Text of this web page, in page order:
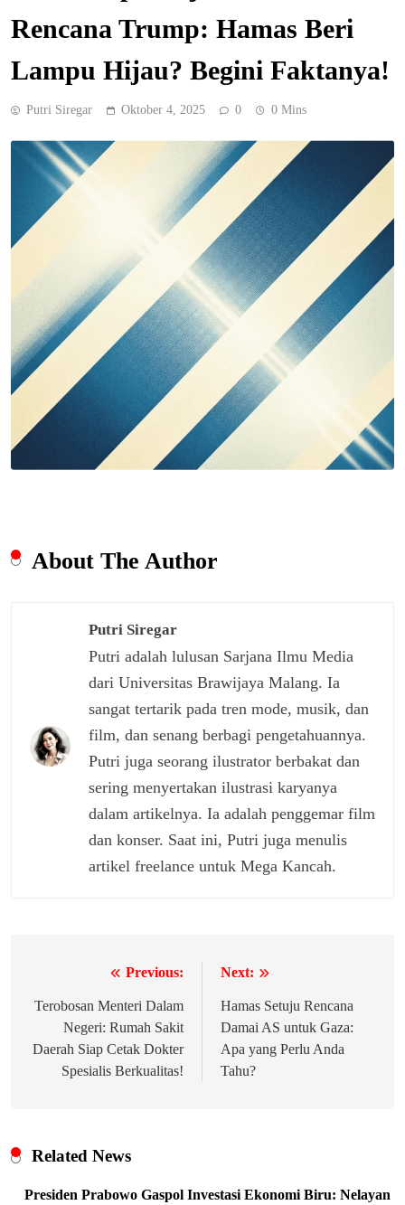
Rencana Trump: Hamas Beri
Lampu Hijau? Begini Faktanya!
Putri Siregar Oktober 4, 2025 0 0 Mins
About The Author
Putri Siregar
Putri adalah lulusan Sarjana Ilmu Media
dari Universitas Brawijaya Malang. Ia
sangat tertarik pada tren mode, musik, dan
film, dan senang berbagi pengetahuannya.
Putri juga seorang ilustrator berbakat dan
sering menyertakan ilustrasi karyanya
dalam artikelnya. Ia adalah penggemar film
dan konser. Saat ini, Putri juga menulis
artikel freelance untuk Mega Kancah.
pos
Previous:
Terobosan Menteri Dalam
Negeri: Rumah Sakit
Daerah Siap Cetak Dokter
Spesialis Berkualitas!
Next:
Hamas Setuju Rencana
Damai AS untuk Gaza:
Apa yang Perlu Anda
Tahu?
Related News
Presiden Prabowo Gaspol Investasi Ekonomi Biru: Nelayan